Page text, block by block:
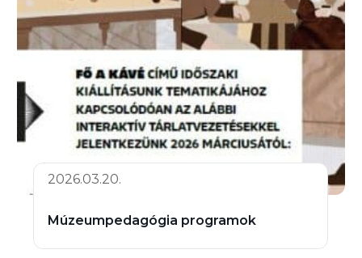
2026.03.20.
Múzeumpedagógia programok